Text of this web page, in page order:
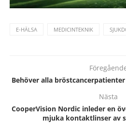
E-HÄLSA MEDICINTEKNIK
Behöver alla
Nästa
CooperVision Nordic inleder en
mjuka kontaktlinser av